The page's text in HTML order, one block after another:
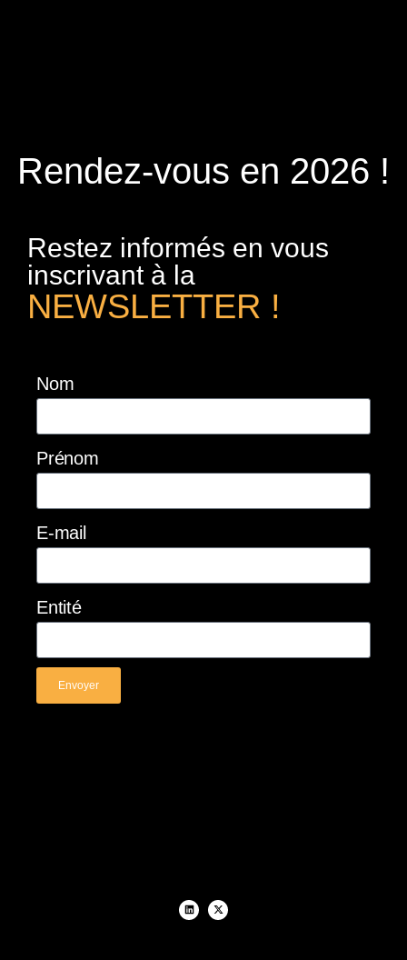
Rendez-vous en 2026 !
Restez informés en vous
inscrivant à la
NEWSLETTER !
Nom
Prénom
E-mail
Entité
Envoyer